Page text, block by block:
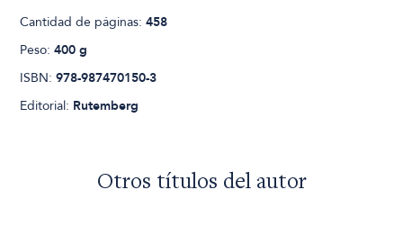
Cantidad de páginas:458
Peso:400 g
ISBN:978-987470150-3
Editorial: Rutemberg
Otros títulos del autor